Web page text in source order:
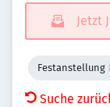
Jetzt
Festanstellung
Suche